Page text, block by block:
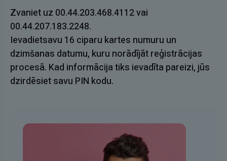
Zvaniet uz 00.44.203.468.4112 vai
00.44.207.183.2248.
Ievadietsavu 16 ciparu kartes numuru un
dzimšanas datumu, kuru norādījāt reģistrācijas
procesā. Kad informācija tiks ievadīta pareizi, jūs
dzirdēsiet savu PIN kodu.